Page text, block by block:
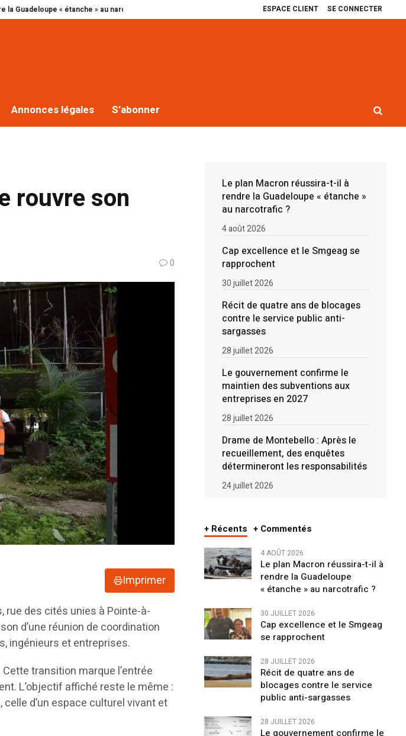
ESPACE CLIENT SE CONNECTER
« étanche » au narcotrafic ? Cap excellence et le Smgeag se rapprochent Récit de quatre ans de
Annonces légales S’abonner
rouvre son
0
Imprimer
rue des cités unies à Pointe-à-
d’une réunion de coordination
ingénieurs et entreprises.
transition marque l’entrée
L’objectif affiché reste le même :
d’un espace culturel vivant et
Le plan Macron réussira-t-il à
rendre la Guadeloupe « étanche »
au narcotrafic ?
4 août 2026
Cap excellence et le Smgeag se
rapprochent
30 juillet 2026
Récit de quatre ans de blocages
contre le service public anti-
sargasses
28 juillet 2026
Le gouvernement confirme le
maintien des subventions aux
entreprises en 2027
28 juillet 2026
Drame de Montebello : Après le
recueillement, des enquêtes
détermineront les responsabilités
24 juillet 2026
+ Récents + Commentés
4 AOÛT 2026
Le plan Macron réussira-t-il à
rendre la Guadeloupe
« étanche » au narcotrafic ?
30 JUILLET 2026
Cap excellence et le Smgeag
se rapprochent
28 JUILLET 2026
Récit de quatre ans de
blocages contre le service
public anti-sargasses
28 JUILLET 2026
Le gouvernement confirme le